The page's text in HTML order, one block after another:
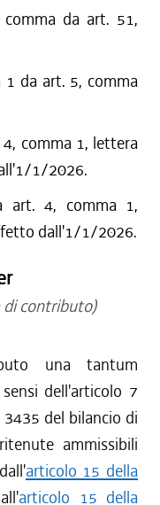
da art. 51,
1 da art. 5, comma
comma 1, lettera
1/2026.
art. 4, comma 1,
dall'1/1/2026.
contributo)
una tantum
dell'articolo 7
del bilancio di
ammissibili
articolo 15 della
articolo 15 della